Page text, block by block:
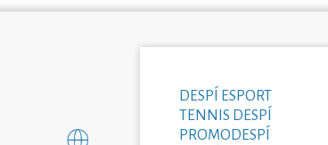
DESPÍ ESPORT
TENNIS DESPÍ
PROMODESPÍ